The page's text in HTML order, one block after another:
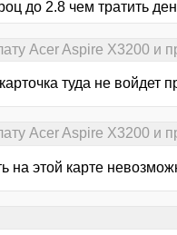
до 2.8 чем тратить
Acer Aspire X3200 и
туда не войдет
Acer Aspire X3200 и
на этой карте